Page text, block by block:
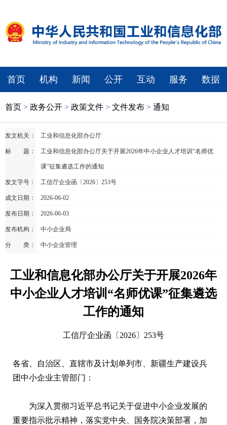
首页 机构 新闻 公开 互动 服务 数据
首页 > 政务公开 > 政策文件 > 文件发布 > 通知
发文机关： 工业和信息化部办公厅
标 题： 工业和信息化部办公厅关于开展2026年中小企业人才培训“名师优
课”征集遴选工作的通知
发文字号： 工信厅企业函〔2026〕253号
成文日期： 2026-06-02
发布日期： 2026-06-03
发布机构： 中小企业局
分 类： 中小企业管理
工业和信息化部办公厅关于开展2026年
中小企业人才培训“名师优课”征集遴选
工作的通知
工信厅企业函〔2026〕253号
各省、自治区、直辖市及计划单列市、新疆生产建设兵
团中小企业主管部门：
为深入贯彻习近平总书记关于促进中小企业发展的
重要指示批示精神，落实党中央、国务院决策部署，加